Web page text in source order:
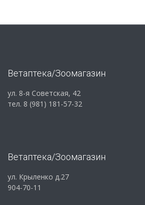
Ветаптека/Зоомагазин
ул. 8-я Советская, 42
тел. 8 (981) 181-57-32
Ветаптека/Зоомагазин
ул. Крыленко д.27
904-70-11